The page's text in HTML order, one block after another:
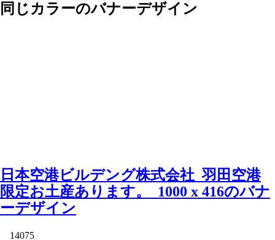
同じカラーのバナーデザイン
日本空港ビルデング株式会社_羽田空港
限定お土産あります。_1000 x 416のバナ
ーデザイン
14075